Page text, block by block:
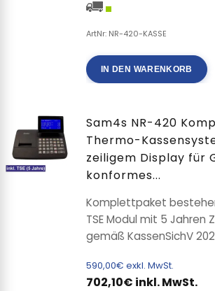
ArtNr: NR-420-KASSE
IN DEN WARENKORB
Sam4s NR-420
Thermo-
zeiligem Display für
konformes...
Komplettpaket
TSE Modul mit 5 Jahren
gemäß KassenSichV
590,00€ exkl. MwSt.
702,10€ inkl. MwSt.